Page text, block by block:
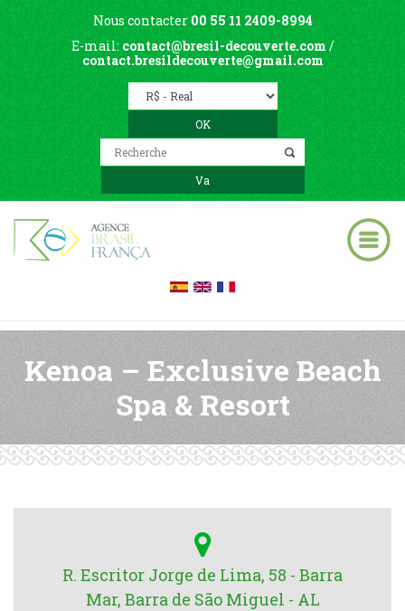
Nous contacter 00 55 11 2409-8994
E-mail: contact@bresil-decouverte.com /
contact.bresildecouverte@gmail.com
Kenoa – Exclusive Beach
Spa & Resort
R. Escritor Jorge de Lima, 58 - Barra
Mar, Barra de São Miguel - AL